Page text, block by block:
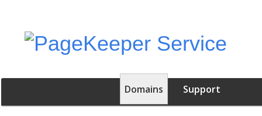
Domains Support